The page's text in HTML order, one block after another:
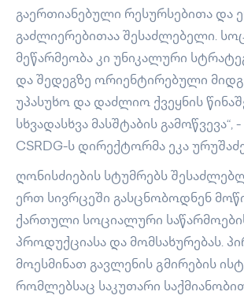
გაერთიანებული რესურსებითა და
გაძლიერებითაა შესაძლებელი.
მეწარმეობა კი უნიკალური
და შედეგზე ორიენტირებული
უპასუხო და დაძლიო ქვეყნის
სხვადასხვა მასშტაბის გამოწვევა“,
CSRDG-ს დირექტორმა ეკა
ღონისძიების სტუმრებს
ერთ სივრცეში გასცნობოდნენ
ქართული სოციალური
პროდუქციასა და მომსახურებას.
მოესმინათ გავლენის გმირების
რომლებსაც საკუთარი